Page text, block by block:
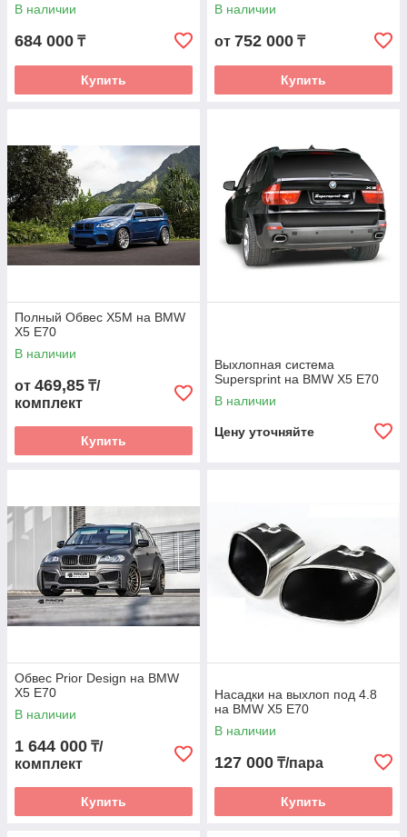
В наличии
684 000 ₸
Купить
В наличии
от 752 000 ₸
Купить
Полный Обвес X5M на BMW
X5 E70
В наличии
от 469,85 ₸/
комплект
Купить
Выхлопная система
Supersprint на BMW X5 E70
В наличии
Цену уточняйте
Обвес Prior Design на BMW
X5 E70
В наличии
1 644 000 ₸/
комплект
Купить
Насадки на выхлоп под 4.8
на BMW X5 E70
В наличии
127 000 ₸/пара
Купить